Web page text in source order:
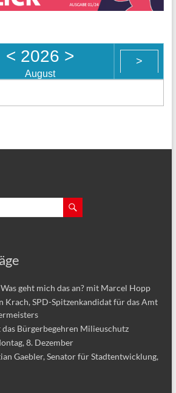
< 2026 >
August
>
geht mich das an? mit Marcel Hopp
Krach, SPD-Spitzenkandidat für das Amt
das Bürgerbegehren Milieuschutz
8. Dezember
Gaebler, Senator für Stadtentwicklung,